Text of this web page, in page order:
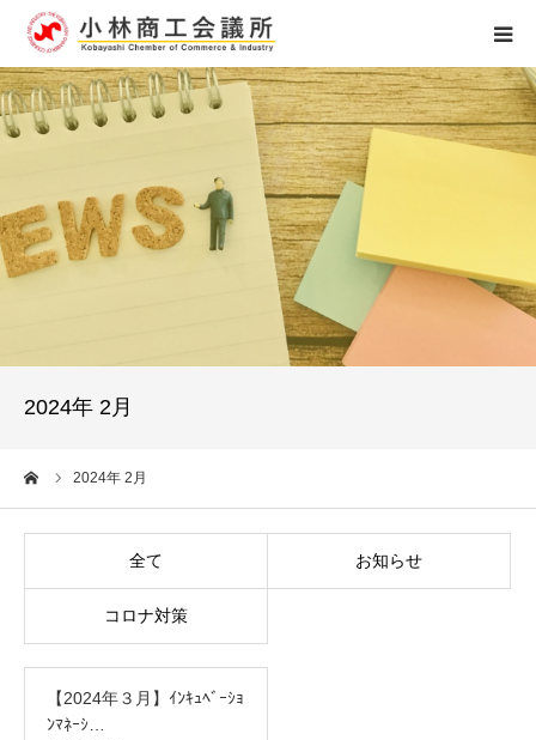
2024年 2月
2024年 2月
全て お知らせ
コロナ対策
【2024年３月】ｲﾝｷｭﾍﾞｰｼｮ
ﾝﾏﾈｰｼ…
ホーム
アクセス